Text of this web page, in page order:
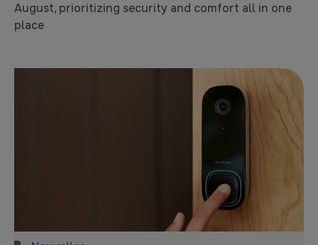
August, prioritizing security and comfort all in one
place